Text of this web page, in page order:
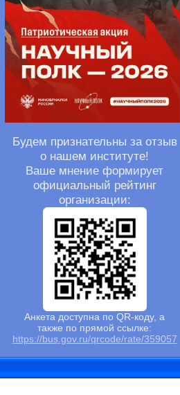
Будем признательны за отзыв
о нашем институте!
Ваше мнение формирует
официальный рейтинг
организации:
Анкета доступна по QR-коду, а
также по прямой ссылке:
https://bus.gov.ru/qrcode/rate/359057